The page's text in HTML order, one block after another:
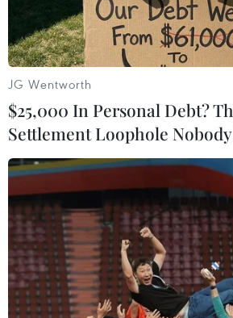
Theo bộ trên, ASWJ có liên
Mỹ đặt tên gọi chính thức là
JG Wentworth
$25,000 In Personal Debt?
Settlement Loophole